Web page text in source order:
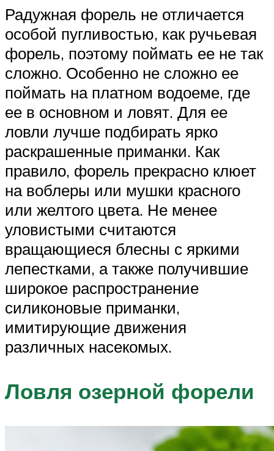
Радужная форель не отличается
особой пугливостью, как ручьевая
форель, поэтому поймать ее не так
сложно. Особенно не сложно ее
поймать на платном водоеме, где
ее в основном и ловят. Для ее
ловли лучше подбирать ярко
раскрашенные приманки. Как
правило, форель прекрасно клюет
на воблеры или мушки красного
или желтого цвета. Не менее
уловистыми считаются
вращающиеся блесны с яркими
лепестками, а также получившие
широкое распространение
силиконовые приманки,
имитирующие движения
различных насекомых.
Ловля озерной форели